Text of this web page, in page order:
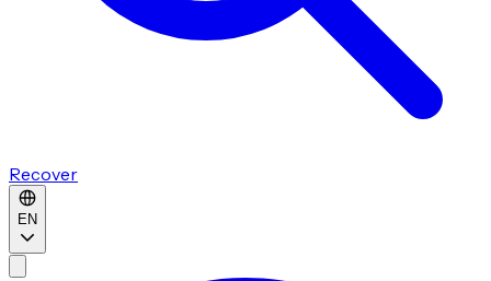
Recover
EN